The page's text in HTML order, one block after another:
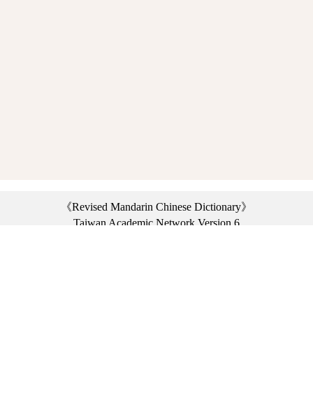
《Revised Mandarin Chinese Dictionary》
Taiwan Academic Network Version 6